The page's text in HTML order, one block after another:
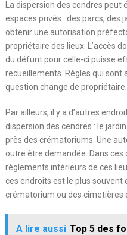
La dispersion des cendres
espaces privés : des parcs,
obtenir une autorisation
propriétaire des lieux. L’accès
du défunt pour celle-ci puisse
recueillements. Règles qui sont
question change de propriétaire.
Par ailleurs, il y a d’autres
dispersion des cendres : le
près des crématoriums. Une
outre être demandée. Dans ces
règlements intérieurs de ces
ces endroits est le plus
crématorium ou des cimetières
A lire aussi Top 5 des